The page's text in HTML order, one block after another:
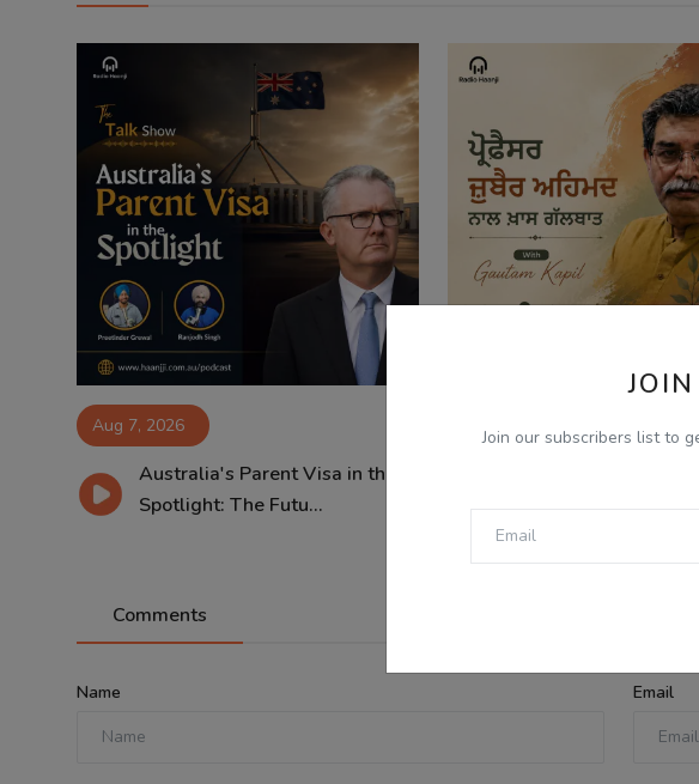
Join our subscribers list to
Aug 7, 2026
Australia's Parent Visa in the
Spotlight: The Futu...
Aug 6, 2026
ਗੱਲਬਾਤ: ਲਾਹੌਰ, ਪੰਜਾ...
Comments
Name Email